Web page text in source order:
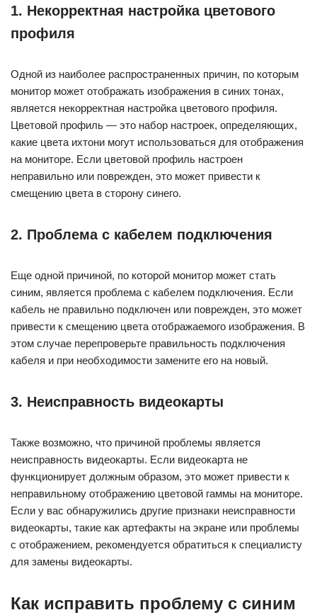
1. Некорректная настройка цветового
профиля
Одной из наиболее распространенных причин, по которым
монитор может отображать изображения в синих тонах,
является некорректная настройка цветового профиля.
Цветовой профиль — это набор настроек, определяющих,
какие цвета ихтони могут использоваться для отображения
на мониторе. Если цветовой профиль настроен
неправильно или поврежден, это может привести к
смещению цвета в сторону синего.
2. Проблема с кабелем подключения
Еще одной причиной, по которой монитор может стать
синим, является проблема с кабелем подключения. Если
кабель не правильно подключен или поврежден, это может
привести к смещению цвета отображаемого изображения. В
этом случае перепроверьте правильность подключения
кабеля и при необходимости замените его на новый.
3. Неисправность видеокарты
Также возможно, что причиной проблемы является
неисправность видеокарты. Если видеокарта не
функционирует должным образом, это может привести к
неправильному отображению цветовой гаммы на мониторе.
Если у вас обнаружились другие признаки неисправности
видеокарты, такие как артефакты на экране или проблемы
с отображением, рекомендуется обратиться к специалисту
для замены видеокарты.
Как исправить проблему с синим